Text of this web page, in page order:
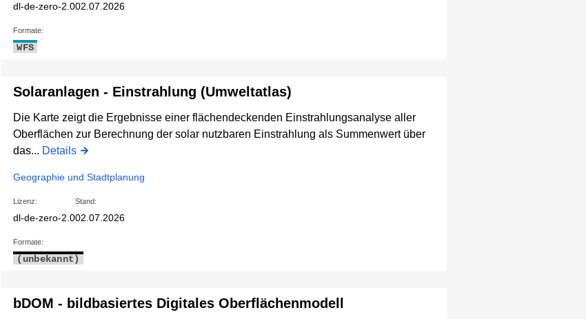
dl-de-zero-2.002.07.2026
Formate:
WFS
Solaranlagen - Einstrahlung (Umweltatlas)
Die Karte zeigt die Ergebnisse einer flächendeckenden Einstrahlungsanalyse aller
Oberflächen zur Berechnung der solar nutzbaren Einstrahlung als Summenwert über
das... Details
Geographie und Stadtplanung
Lizenz:
dl-de-zero-2.0
Stand:
02.07.2026
Formate:
(unbekannt)
bDOM - bildbasiertes Digitales Oberflächenmodell